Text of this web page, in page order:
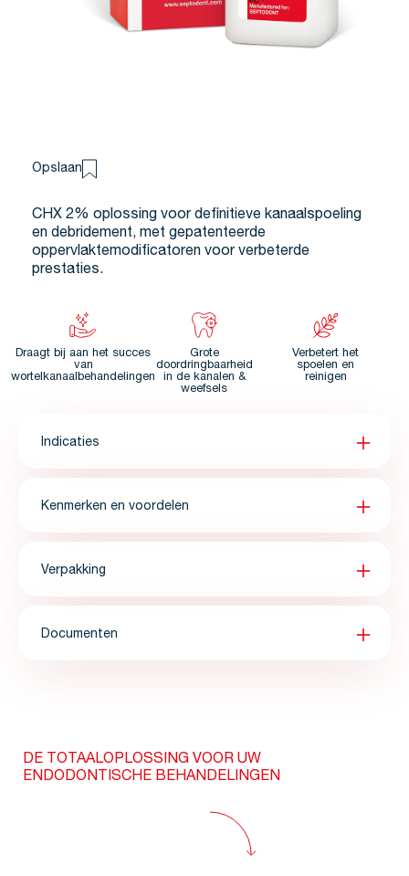
Opslaan
CHX 2% oplossing voor definitieve kanaalspoeling
en debridement, met gepatenteerde
oppervlaktemodificatoren voor verbeterde
prestaties.
Draagt bij aan het succes
van
wortelkanaalbehandelingen
Grote
doordringbaarheid
in de kanalen &
weefsels
Verbetert het
spoelen en
reinigen
Indicaties
Kenmerken en voordelen
Verpakking
Documenten
DE TOTAALOPLOSSING VOOR UW
ENDODONTISCHE BEHANDELINGEN